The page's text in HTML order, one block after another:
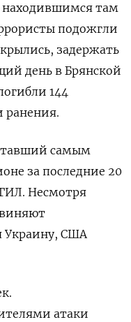
находившимся там
подожгли
задержать
день в Брянской
144
ранения.
самым
за последние 20
Несмотря
Украину, США
атаки